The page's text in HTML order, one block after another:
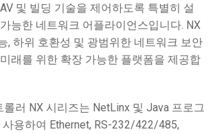
및 빌딩 기술을 제어하도록 특별히 설
능한 네트워크 어플라이언스입니다. NX
, 하위 호환성 및 광범위한 네트워크 보안
래를 위한 확장 가능한 플랫폼을 제공합
러 NX 시리즈는 NetLinx 및 Java 프로그
용하여 Ethernet, RS-232/422/485,